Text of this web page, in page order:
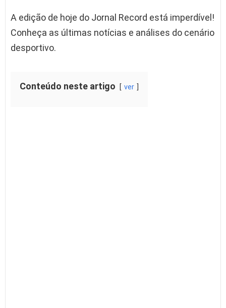
A edição de hoje do Jornal Record está imperdível!
Conheça as últimas notícias e análises do cenário
desportivo.
Conteúdo neste artigo ver